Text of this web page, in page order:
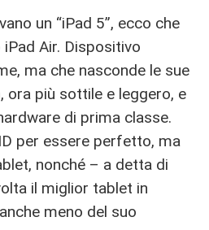
un “iPad 5”, ecco che
Air. Dispositivo
ma che nasconde le sue
ora più sottile e leggero, e
di prima classe.
per essere perfetto, ma
nonché – a detta di
il miglior tablet in
meno del suo